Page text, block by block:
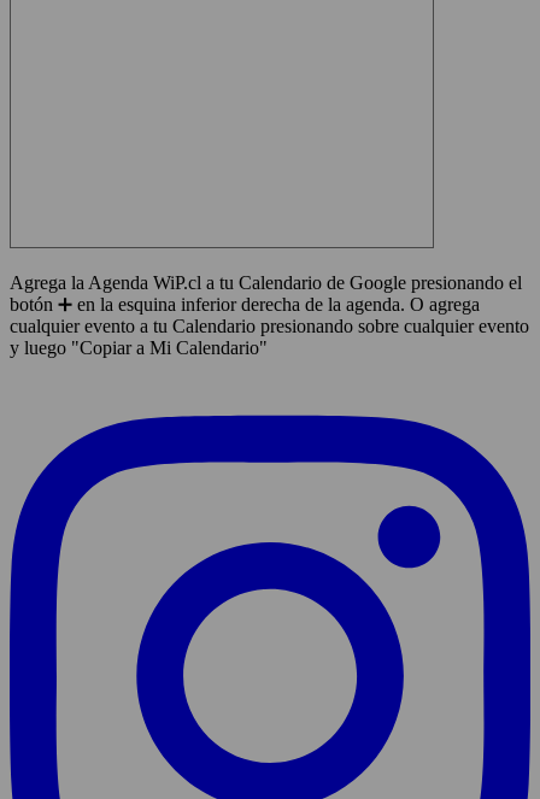
Agrega la Agenda WiP.cl a tu Calendario de Google presionando el
botón ➕ en la esquina inferior derecha de la agenda. O agrega
cualquier evento a tu Calendario presionando sobre cualquier evento
y luego "Copiar a Mi Calendario"